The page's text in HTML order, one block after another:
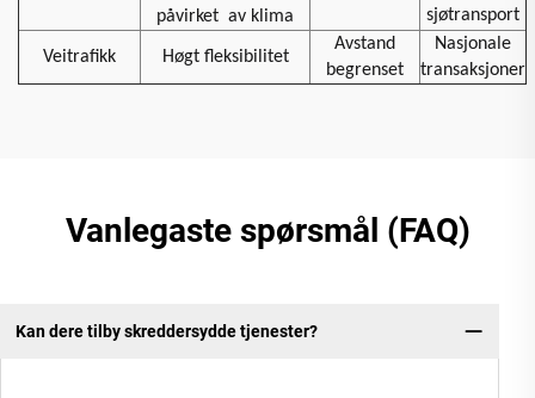
påvirket av klima
sjøtransport
Veitrafikk Høgt fleksibilitet
Avstand
begrenset
Nasjonale
transaksjoner
Vanlegaste spørsmål (FAQ)
Kan dere tilby skreddersydde tjenester?